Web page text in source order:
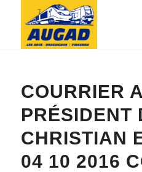
COURRIER
PRÉSIDENT
CHRISTIAN
04 10 2016